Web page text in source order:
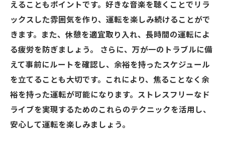
えることもポイントです。好きな音楽を聴くことでリラ
ックスした雰囲気を作り、運転を楽しみ続けることがで
きます。また、休憩を適宜取り入れ、長時間の運転によ
る疲労を防ぎましょう。 さらに、万が一のトラブルに備
えて事前にルートを確認し、余裕を持ったスケジュール
を立てることも大切です。これにより、焦ることなく余
裕を持った運転が可能になります。ストレスフリーなド
ライブを実現するためのこれらのテクニックを活用し、
安心して運転を楽しみましょう。